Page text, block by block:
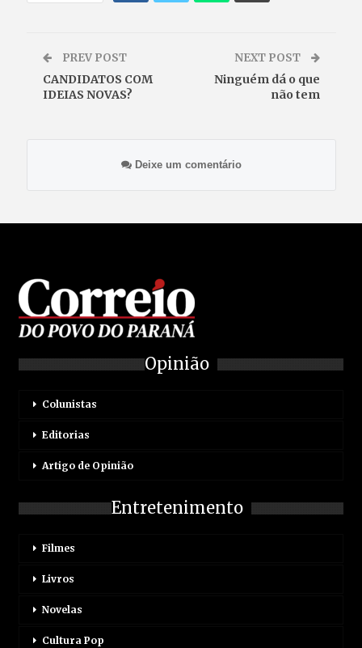
PREV POST
CANDIDATOS COM
IDEIAS NOVAS?
NEXT POST
Ninguém dá o que
não tem
Deixe um comentário
Opinião
Colunistas
Editorias
Artigo de Opinião
Entretenimento
Filmes
Livros
Novelas
Cultura Pop